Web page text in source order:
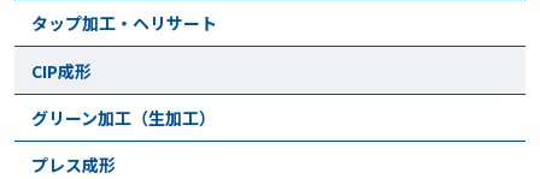
タップ加工・ヘリサート
CIP成形
グリーン加工（生加工）
プレス成形